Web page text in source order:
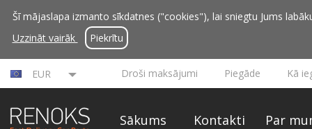
Šī mājaslapa izmanto sīkdatnes ("cookies"), lai sniegtu Jums
Uzzināt vairāk
Piekrītu
EUR Droši maksājumi Piegāde Kā
Sākums Kontakti Par